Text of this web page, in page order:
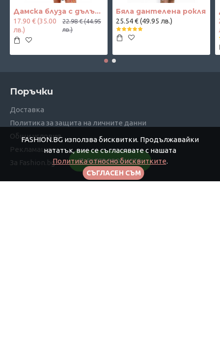
Дамска блуза с дълъг ръкав и ластик в кръста с интересен принт в синьо
17.90 € (35.00
лв.)
22.98 € (44.95
лв.)
Бяла дантелена рокля
25.54 € (49.95 лв.)
Поръчки
Доставка
Политика за защита на личните данни
Общи условия
Рекламации
За Fashion.bg
СЪГЛАСЕН СЪМ
FASHION.BG използва бисквитки. Продължавайки
нататък, вие се съгласявате с нашата
Политика относно бисквитките.
FILTER PRODUCTS